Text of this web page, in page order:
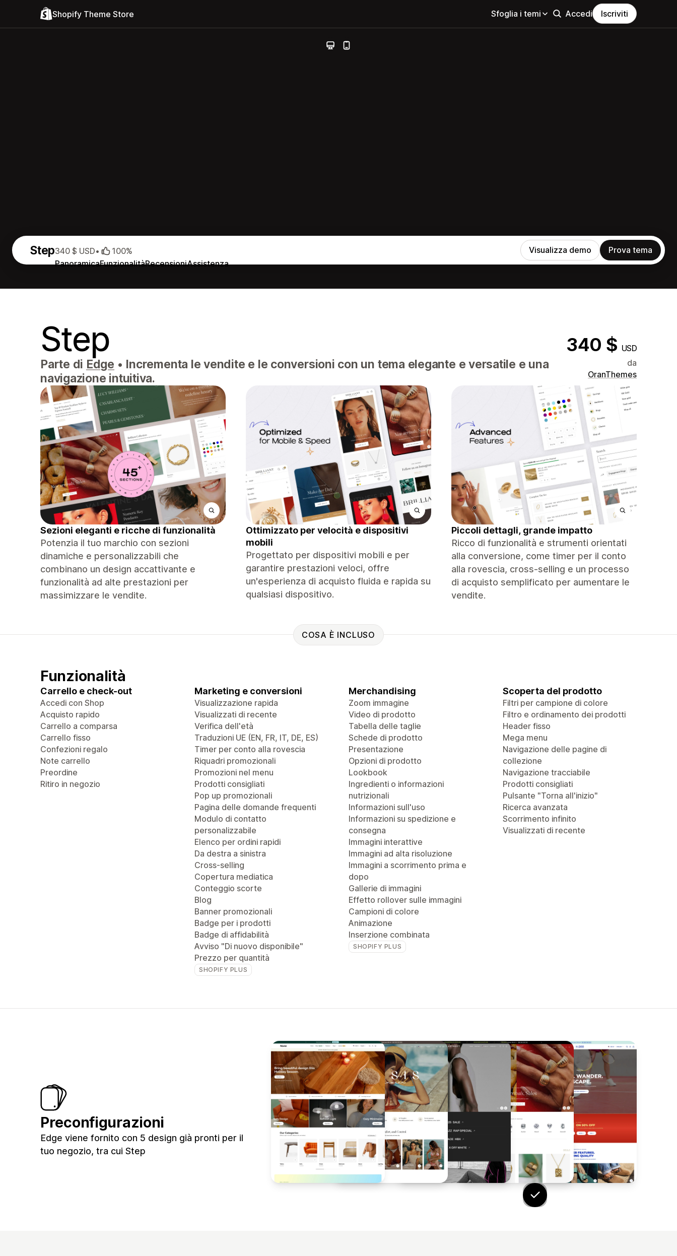
Shopify Theme Store Sfoglia i temi Accedi Iscriviti
Step
PanoramicaFunzionalitàRecensioniAssistenza
340 $ USD• 100% Visualizza demo Prova tema
Step 340 $ USD
Parte di Edge • Incrementa le vendite e le conversioni con un tema elegante e versatile e una
navigazione intuitiva.
da
OranThemes
Sezioni eleganti e ricche di funzionalità
Potenzia il tuo marchio con sezioni
dinamiche e personalizzabili che
combinano un design accattivante e
funzionalità ad alte prestazioni per
massimizzare le vendite.
Ottimizzato per velocità e dispositivi
mobili
Progettato per dispositivi mobili e per
garantire prestazioni veloci, offre
un'esperienza di acquisto fluida e rapida su
qualsiasi dispositivo.
Piccoli dettagli, grande impatto
Ricco di funzionalità e strumenti orientati
alla conversione, come timer per il conto
alla rovescia, cross-selling e un processo
di acquisto semplificato per aumentare le
vendite.
COSA È INCLUSO
Funzionalità
Carrello e check-out
Accedi con Shop
Acquisto rapido
Carrello a comparsa
Carrello fisso
Confezioni regalo
Note carrello
Preordine
Ritiro in negozio
Marketing e conversioni
Visualizzazione rapida
Visualizzati di recente
Verifica dell'età
Traduzioni UE (EN, FR, IT, DE, ES)
Timer per conto alla rovescia
Riquadri promozionali
Promozioni nel menu
Prodotti consigliati
Pop up promozionali
Pagina delle domande frequenti
Modulo di contatto
personalizzabile
Elenco per ordini rapidi
Da destra a sinistra
Cross-selling
Copertura mediatica
Conteggio scorte
Blog
Banner promozionali
Badge per i prodotti
Badge di affidabilità
Avviso "Di nuovo disponibile"
Prezzo per quantità
SHOPIFY PLUS
Merchandising
Zoom immagine
Video di prodotto
Tabella delle taglie
Schede di prodotto
Presentazione
Opzioni di prodotto
Lookbook
Ingredienti o informazioni
nutrizionali
Informazioni sull'uso
Informazioni su spedizione e
consegna
Immagini interattive
Immagini ad alta risoluzione
Immagini a scorrimento prima e
dopo
Gallerie di immagini
Effetto rollover sulle immagini
Campioni di colore
Animazione
Inserzione combinata
SHOPIFY PLUS
Scoperta del prodotto
Filtri per campione di colore
Filtro e ordinamento dei prodotti
Header fisso
Mega menu
Navigazione delle pagine di
collezione
Navigazione tracciabile
Prodotti consigliati
Pulsante "Torna all'inizio"
Ricerca avanzata
Scorrimento infinito
Visualizzati di recente
Preconfigurazioni
Edge viene fornito con 5 design già pronti per il
tuo negozio, tra cui Step